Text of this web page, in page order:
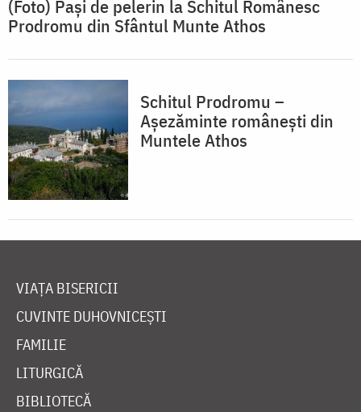
(Foto) Pași de pelerin la Schitul Românesc
Prodromu din Sfântul Munte Athos
Schitul Prodromu –
Așezăminte românești din
Muntele Athos
VIAȚA BISERICII
CUVINTE DUHOVNICEȘTI
FAMILIE
LITURGICĂ
BIBLIOTECĂ